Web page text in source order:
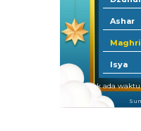
Ashar
Isya
Tidak ada